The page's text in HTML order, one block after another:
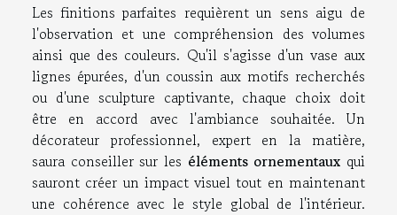
Les finitions parfaites requièrent un sens aigu de
l'observation et une compréhension des volumes
ainsi que des couleurs. Qu'il s'agisse d'un vase aux
lignes épurées, d'un coussin aux motifs recherchés
ou d'une sculpture captivante, chaque choix doit
être en accord avec l'ambiance souhaitée. Un
décorateur professionnel, expert en la matière,
saura conseiller sur les éléments ornementaux qui
sauront créer un impact visuel tout en maintenant
une cohérence avec le style global de l'intérieur.